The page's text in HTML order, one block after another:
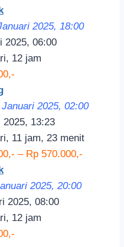
2025, 18:00
2025, 06:00
12 jam
2025, 02:00
2025, 13:23
11 jam, 23 menit
– Rp 570.000,-
2025, 20:00
2025, 08:00
12 jam